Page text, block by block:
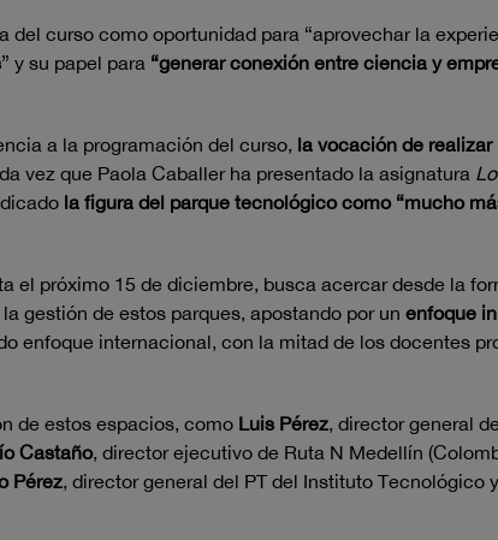
del curso como oportunidad para “aprovechar la
” y su papel para “generar conexión entre ciencia y
a la programación del curso, la vocación de realizar
vez que Paola Caballer ha presentado la asignatura
la figura del parque tecnológico como “mucho
el próximo 15 de diciembre, busca acercar desde la
gestión de estos parques, apostando por un enfoque
enfoque internacional, con la mitad de los docentes
de estos espacios, como Luis Pérez, director general
Castaño, director ejecutivo de Ruta N Medellín
Pérez, director general del PT del Instituto Tecnológico